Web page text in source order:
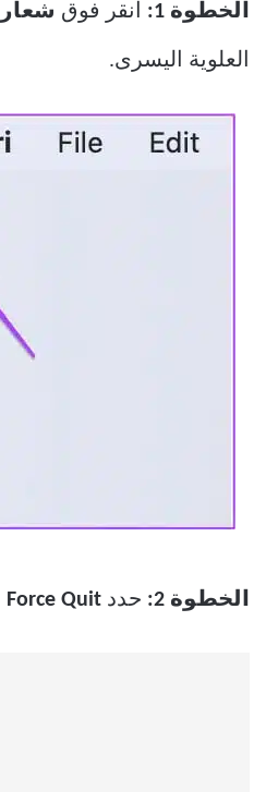
الخطوة 1: انقر فوق شعار Apple
العلوية اليسرى.
الخطوة 2: حدد Force Quit